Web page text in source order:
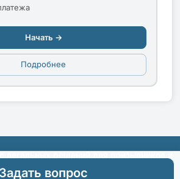
Начать →
Подробнее
решений для призывников и
Задать вопрос